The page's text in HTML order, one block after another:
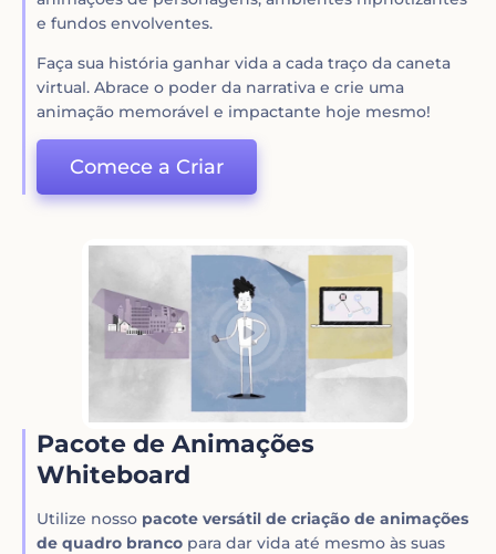
e fundos envolventes.
Faça sua história ganhar vida a cada traço da caneta
virtual. Abrace o poder da narrativa e crie uma
animação memorável e impactante hoje mesmo!
Comece a Criar
Pacote de Animações
Whiteboard
Utilize nosso pacote versátil de criação de animações
de quadro branco para dar vida até mesmo às suas